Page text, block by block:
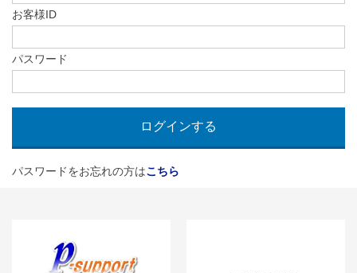
お客様ID
パスワード
パスワードをお忘れの方はこちら